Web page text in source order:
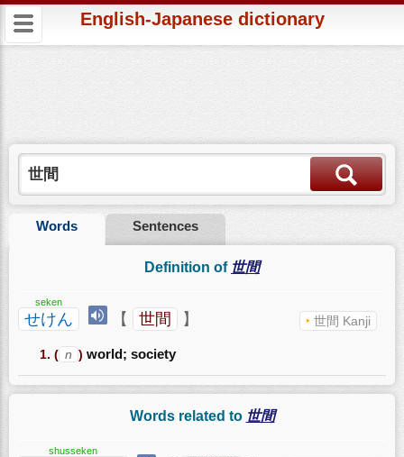
English-Japanese dictionary
Words Sentences
Definition of 世間
せけん
seken
【 世間 】 世間 Kanji
( n ) world; society
Words related to 世間
shusseken